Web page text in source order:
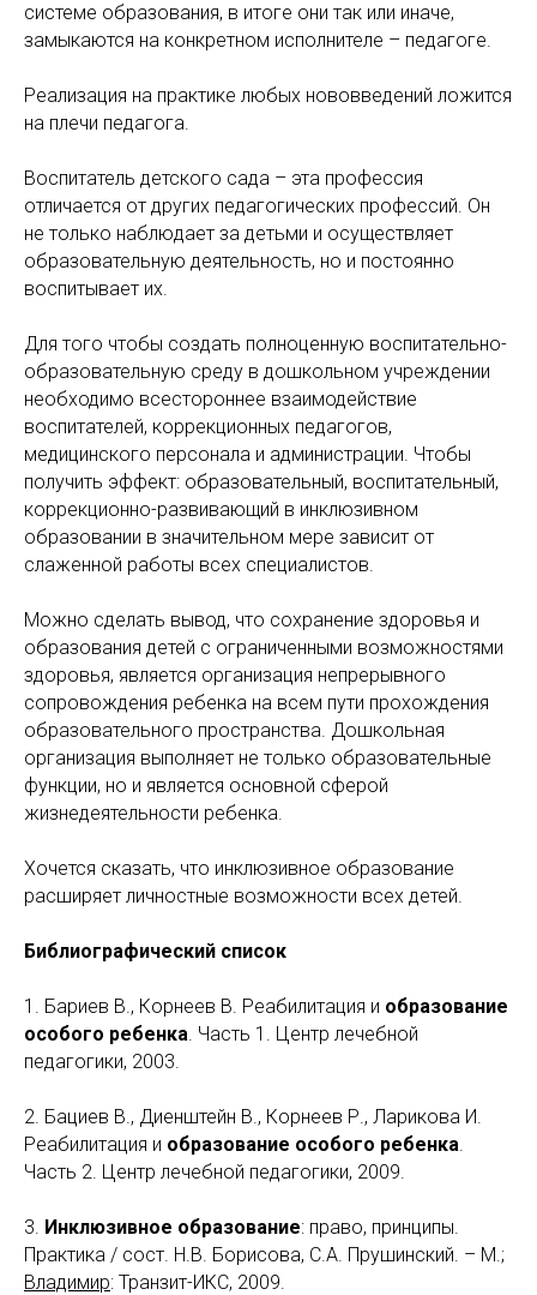
системе образования, в итоге они так или иначе,
замыкаются на конкретном исполнителе – педагоге.
Реализация на практике любых нововведений ложится
на плечи педагога.
Воспитатель детского сада – эта профессия
отличается от других педагогических профессий. Он
не только наблюдает за детьми и осуществляет
образовательную деятельность, но и постоянно
воспитывает их.
Для того чтобы создать полноценную воспитательно-
образовательную среду в дошкольном учреждении
необходимо всестороннее взаимодействие
воспитателей, коррекционных педагогов,
медицинского персонала и администрации. Чтобы
получить эффект: образовательный, воспитательный,
коррекционно-развивающий в инклюзивном
образовании в значительном мере зависит от
слаженной работы всех специалистов.
Можно сделать вывод, что сохранение здоровья и
образования детей с ограниченными возможностями
здоровья, является организация непрерывного
сопровождения ребенка на всем пути прохождения
образовательного пространства. Дошкольная
организация выполняет не только образовательные
функции, но и является основной сферой
жизнедеятельности ребенка.
Хочется сказать, что инклюзивное образование
расширяет личностные возможности всех детей.
Библиографический список
1. Бариев В., Корнеев В. Реабилитация и образование
особого ребенка. Часть 1. Центр лечебной
педагогики, 2003.
2. Бациев В., Диенштейн В., Корнеев Р., Ларикова И.
Реабилитация и образование особого ребенка.
Часть 2. Центр лечебной педагогики, 2009.
3. Инклюзивное образование: право, принципы.
Практика / сост. Н.В. Борисова, С.А. Прушинский. – М.;
Владимир: Транзит-ИКС, 2009.